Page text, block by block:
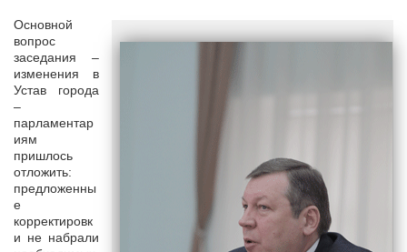
Основной
вопрос
заседания –
изменения в
Устав города
–
парламентар
иям
пришлось
отложить:
предложенны
е
корректировк
и не набрали